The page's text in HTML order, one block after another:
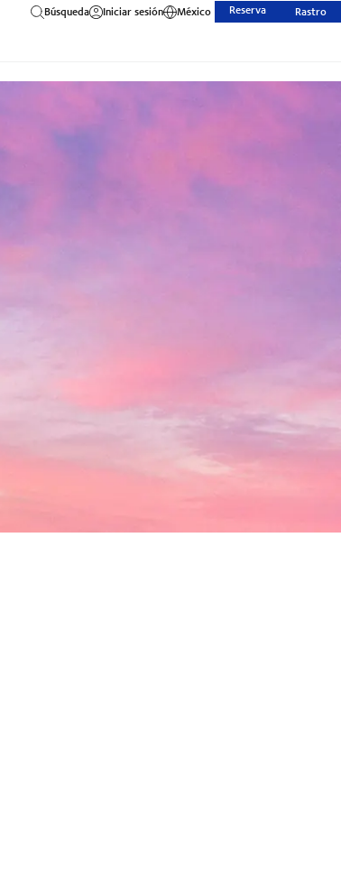
Búsqueda Iniciar sesión México Reserva Rastro